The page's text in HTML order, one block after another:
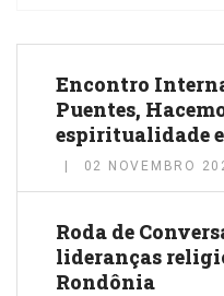
Encontro
Puentes,
espiritualidade
02 NOVEMBRO
Roda de
lideranças
Rondônia